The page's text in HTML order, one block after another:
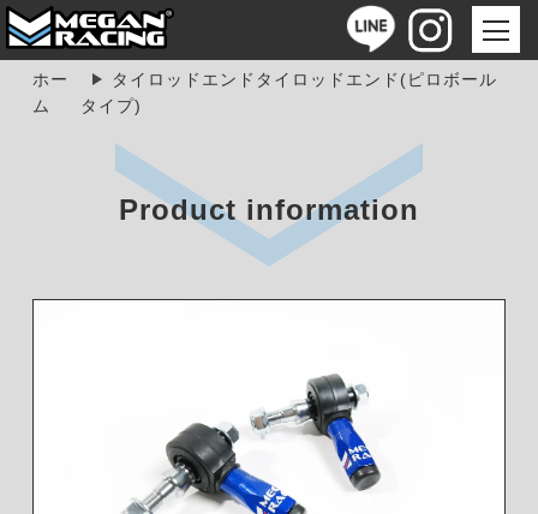
ホー
ム
タイロッドエンドタイロッドエンド(ピロボール
タイプ)
Product information